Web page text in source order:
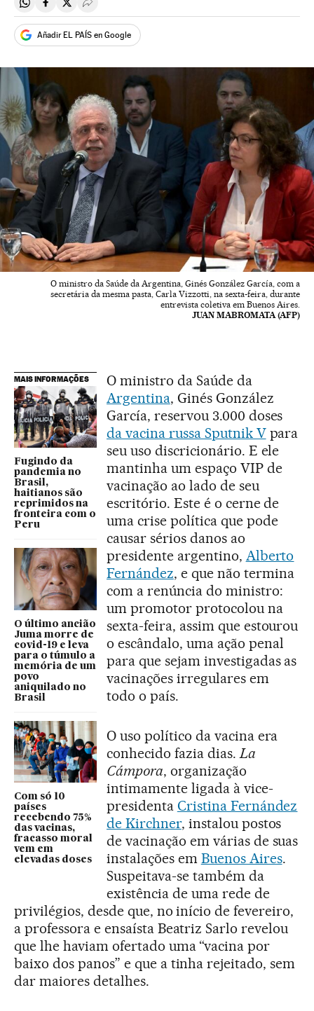
Compartir en Whatsapp
Compartir en Facebook
Compartir en Twitter
Desplegar Redes Sociales
Añadir EL PAÍS en Google
O ministro da Saúde da Argentina, Ginés González García, com a
secretária da mesma pasta, Carla Vizzotti, na sexta-feira, durante
entrevista coletiva em Buenos Aires.
JUAN MABROMATA (AFP)
MAIS INFORMAÇÕES
Fugindo da
pandemia no
Brasil,
haitianos são
reprimidos na
fronteira com o
Peru
O último ancião
Juma morre de
covid-19 e leva
para o túmulo a
memória de um
povo
aniquilado no
Brasil
Com só 10
países
recebendo 75%
das vacinas,
fracasso moral
vem em
elevadas doses
O ministro da Saúde da
Argentina, Ginés González
García, reservou 3.000 doses
da vacina russa Sputnik Vpara
seu uso discricionário. E ele
mantinha um espaço VIP de
vacinação ao lado de seu
escritório. Este é o cerne de
uma crise política que pode
causar sérios danos ao
presidente argentino, Alberto
Fernández, e que não termina
com a renúncia do ministro:
um promotor protocolou na
sexta-feira, assim que estourou
o escândalo, uma ação penal
para que sejam investigadas as
vacinações irregulares em
todo o país.
O uso político da vacina era
conhecido fazia dias.La
Cámpora, organização
intimamente ligada à vice-
presidenta Cristina Fernández
de Kirchner, instalou postos
de vacinação em várias de suas
instalações em Buenos Aires.
Suspeitava-se também da
existência de uma rede de
privilégios, desde que, no início de fevereiro,
a professora e ensaísta Beatriz Sarlo revelou
que lhe haviam ofertado uma “vacina por
baixo dos panos” e que a tinha rejeitado, sem
dar maiores detalhes.